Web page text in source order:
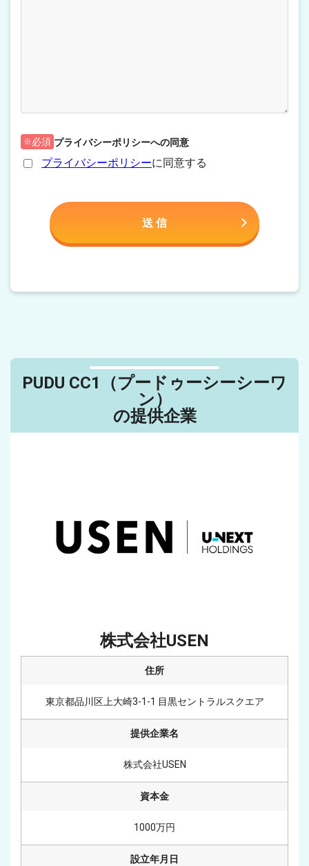
必須 プライバシーポリシーへの同意
プライバシーポリシーに同意する
PUDU CC1（プードゥーシーシーワ
ン）
の提供企業
株式会社USEN
住所
東京都品川区上大崎3-1-1 目黒セントラルスクエア
提供企業名
株式会社USEN
資本金
1000万円
設立年月日